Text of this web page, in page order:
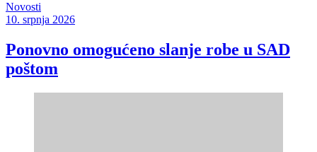
Novosti
10. srpnja 2026
Ponovno omogućeno slanje robe u SAD
poštom